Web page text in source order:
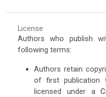
License
Authors who publish
following terms:
Authors retain
of first publication
licensed under a